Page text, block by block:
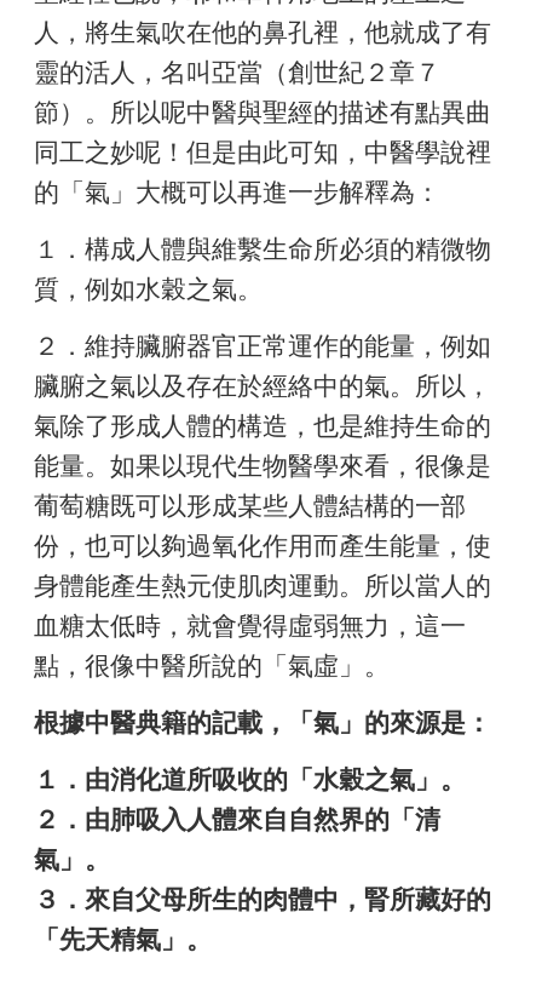
人，將生氣吹在他的鼻孔裡，他就成了有
靈的活人，名叫亞當（創世紀２章７
節）。所以呢中醫與聖經的描述有點異曲
同工之妙呢！但是由此可知，中醫學說裡
的「氣」大概可以再進一步解釋為：
１．構成人體與維繫生命所必須的精微物
質，例如水穀之氣。
２．維持臟腑器官正常運作的能量，例如
臟腑之氣以及存在於經絡中的氣。所以，
氣除了形成人體的構造，也是維持生命的
能量。如果以現代生物醫學來看，很像是
葡萄糖既可以形成某些人體結構的一部
份，也可以夠過氧化作用而產生能量，使
身體能產生熱元使肌肉運動。所以當人的
血糖太低時，就會覺得虛弱無力，這一
點，很像中醫所說的「氣虛」。
根據中醫典籍的記載，「氣」的來源是：
１．由消化道所吸收的「水穀之氣」。
２．由肺吸入人體來自自然界的「清
氣」。
３．來自父母所生的肉體中，腎所藏好的
「先天精氣」。